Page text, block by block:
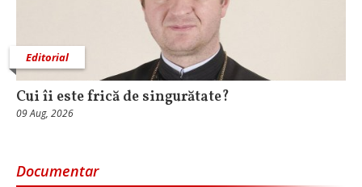
Editorial
Cui îi este frică de singurătate?
09 Aug, 2026
Documentar